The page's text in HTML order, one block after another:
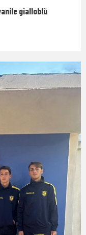
gialloblù